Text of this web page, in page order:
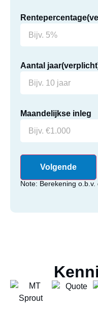
Rentepercentage
Aantal jaar
Maandelijkse inleg
Note: Berekening